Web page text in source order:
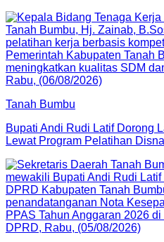
Tanah Bumbu
Bupati Andi Rudi Latif Dorong
Lewat Program Pelatihan